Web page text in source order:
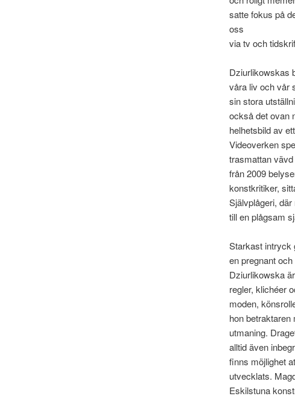
satte fokus på
oss
via tv och
Dziurlikowskas
våra liv och vår
sin stora
också det ovan
helhetsbild av
Videoverken
trasmattan
från 2009
konstkritiker,
Självplågeri,
till en plågsam
Starkast intryck
en pregnant
Dziurlikowska
regler, klichéer
moden,
hon betraktaren
utmaning.
alltid även
finns möjlighet
utvecklats.
Eskilstuna